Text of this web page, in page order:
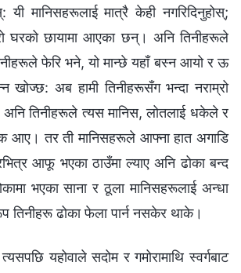
यी मानिसहरूलाई मात्रै केही नगरिदिनुहोस्;
घरको छायामा आएका छन्। अनि तिनीहरूले
फेरि भने, यो मान्छे यहाँ बस्‍न आयो र ऊ
खोज्छ: अब हामी तिनीहरूसँग भन्दा नराम्रो
अनि तिनीहरूले त्यस मानिस, लोतलाई धकेले र
आए। तर ती मानिसहरूले आफ्ना हात अगाडि
आफू भएका ठाउँमा ल्याए अनि ढोका बन्द
भएका साना र ठूला मानिसहरूलाई अन्धा
तिनीहरू ढोका फेला पार्न नसकेर थाके।
यहोवाले सदोम र गमोरामाथि स्वर्गबाट